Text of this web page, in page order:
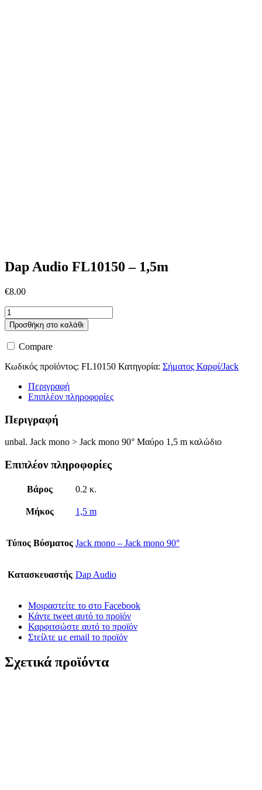
Dap Audio FL10150 – 1,5m
€8.00
Dap
Audio
FL10150
1,5m
ποσότητα
Προσθήκη στο καλάθι
Compare
Κωδικός προϊόντος: FL10150 Κατηγορία: Σήματος Καρφί/Jack
Περιγραφή
Επιπλέον πληροφορίες
Περιγραφή
unbal. Jack mono > Jack mono 90° Μαύρo 1,5 m καλώδιο
Επιπλέον πληροφορίες
Βάρος 0.2 κ.
Μήκος 1,5 m
Τύπος Βύσματος Jack mono – Jack mono 90°
Κατασκευαστής Dap Audio
Μοιραστείτε το στο Facebook
Κάντε tweet αυτό το προϊόν
Καρφιτσώστε αυτό το προϊόν
Στείλτε με email το προϊόν
Σχετικά προϊόντα